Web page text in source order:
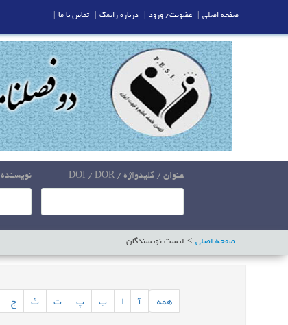
عنوان / کلیدواژه / DOI / DOR نویسنده
صفحه اصلی لیست نویسندگان
همه آ ا ب پ ت ث ج
صفحه اصلی عضویت/ ورود درباره رایمگ تماس با ما